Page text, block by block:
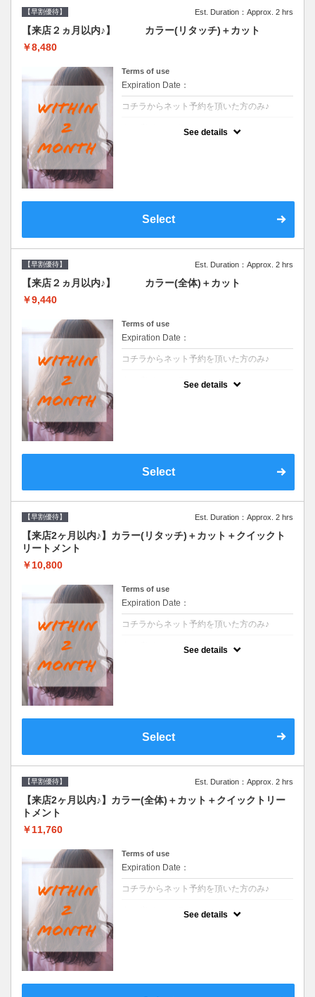
【早割優待】 Est. Duration：Approx. 2 hrs
【来店２ヵ月以内♪】 カラー(リタッチ)＋カット
￥8,480
Terms of use
Expiration Date：
コチラからネット予約を頂いた方のみ♪
See details
Select
【早割優待】 Est. Duration：Approx. 2 hrs
【来店２ヵ月以内♪】 カラー(全体)＋カット
￥9,440
Terms of use
Expiration Date：
コチラからネット予約を頂いた方のみ♪
See details
Select
【早割優待】 Est. Duration：Approx. 2 hrs
【来店2ヶ月以内♪】カラー(リタッチ)＋カット＋クイックト
リートメント
￥10,800
Terms of use
Expiration Date：
コチラからネット予約を頂いた方のみ♪
See details
Select
【早割優待】 Est. Duration：Approx. 2 hrs
【来店2ヶ月以内♪】カラー(全体)＋カット＋クイックトリー
トメント
￥11,760
Terms of use
Expiration Date：
コチラからネット予約を頂いた方のみ♪
See details